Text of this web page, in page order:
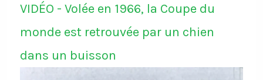
VIDÉO - Volée en 1966, la Coupe du
monde est retrouvée par un chien
dans un buisson